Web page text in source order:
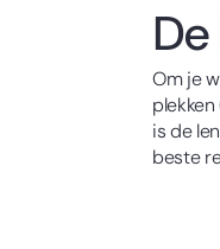
Om je
is de
beste